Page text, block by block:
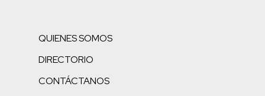
QUIENES SOMOS
DIRECTORIO
CONTÁCTANOS